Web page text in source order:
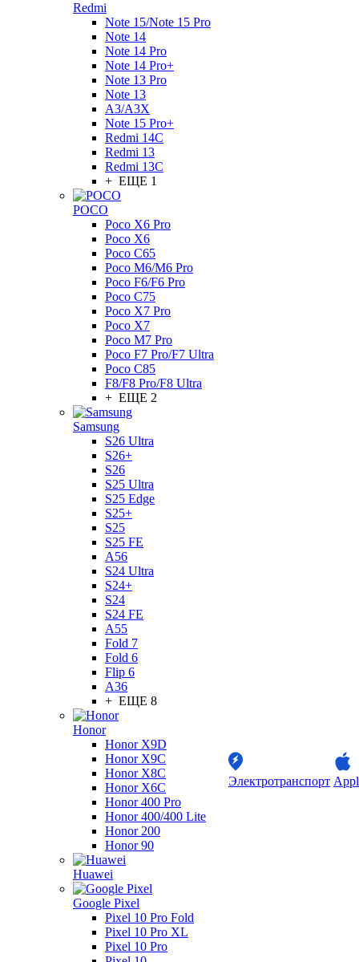
Redmi
Note 15/Note 15 Pro
Note 14
Note 14 Pro
Note 14 Pro+
Note 13 Pro
Note 13
A3/A3X
Note 15 Pro+
Redmi 14C
Redmi 13
Redmi 13C
+ ЕЩЕ 1
POCO
Poco X6 Pro
Poco X6
Poco C65
Poco M6/M6 Pro
Poco F6/F6 Pro
Poco C75
Poco X7 Pro
Poco X7
Poco M7 Pro
Poco F7 Pro/F7 Ultra
Poco C85
F8/F8 Pro/F8 Ultra
+ ЕЩЕ 2
Samsung
S26 Ultra
S26+
S26
S25 Ultra
S25 Edge
S25+
S25
S25 FE
A56
S24 Ultra
S24+
S24
S24 FE
A55
Fold 7
Fold 6
Flip 6
A36
+ ЕЩЕ 8
Honor
Honor X9D
Honor X9C
Honor X8C
Honor X6C
Honor 400 Pro
Honor 400/400 Lite
Honor 200
Honor 90
Huawei
Google Pixel
Pixel 10 Pro Fold
Pixel 10 Pro XL
Pixel 10 Pro
Электротранспорт